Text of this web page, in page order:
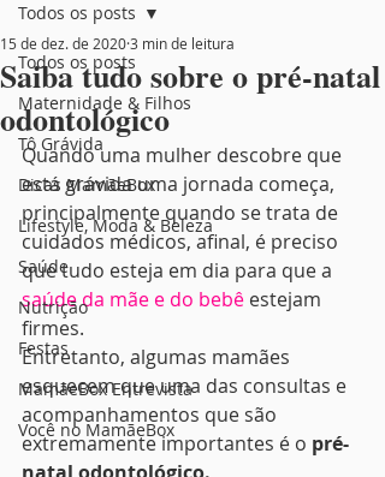
Todos os posts
Maternidade & Filhos
Tô Grávida
Dicas MamãeBox
Lifestyle, Moda & Beleza
Saúde
Nutrição
Festas
MamãeBox Entrevista
Você no MamãeBox
Todos os posts
Saiba tudo sobre o pré-natal
odontológico
15 de dez. de 20203 min de leitura
Quando uma mulher descobre que
está grávida uma jornada começa,
principalmente quando se trata de
cuidados médicos, afinal, é preciso
que tudo esteja em dia para que a
saúde da mãe e do bebê estejam
firmes.
Entretanto, algumas mamães
esquecem que uma das consultas e
acompanhamentos que são
extremamente importantes é o pré-